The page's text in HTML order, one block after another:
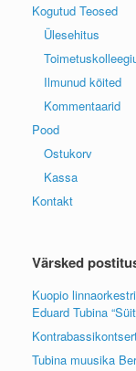
Kogutud Teosed
Ülesehitus
Ilmunud köited
Kommentaarid
Pood
Ostukorv
Kassa
Kontakt
Värsked
Kuopio
Eduard Tubina
Tubina muusika